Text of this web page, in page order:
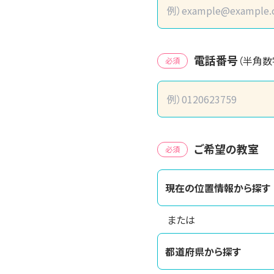
必須 電話番号 （半角
必須 ご希望の教室
現在の位置情報から探す
または
都道府県から探す